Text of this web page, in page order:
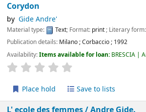
Corydon
by Gide Andre'
Material type: Text; Format: print; Literary form:
Publication details: Milano;Corbaccio; 1992
Availability:Items available for loan: BRESCIA |
star rating
Place hold Save to lists